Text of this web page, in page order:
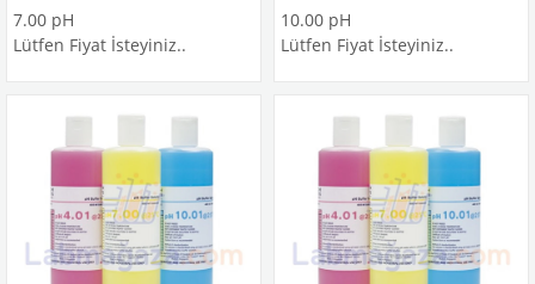
7.00 pH
Lütfen Fiyat İsteyiniz..
10.00 pH
Lütfen Fiyat İsteyiniz..